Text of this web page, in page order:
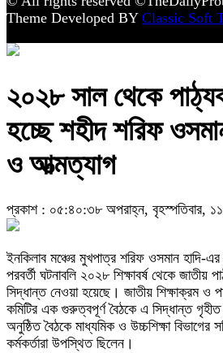
Theme Developed BY Classic Soft
২০২৮ সাল থেকে
হচ্ছে শহীদ শরিফ
ও আত্মত্যাগ
প্রকাশ : ০৫:৪০:৩৮ অপরাহ্ন, বৃহস্পতিবার,
ইনকিলাব মঞ্চের মুখপাত্র শরিফ ওসমান হাদি-এর
পরবর্তী ঘটনাবলি ২০২৮ শিক্ষাবর্ষ থেকে
সিদ্ধান্ত নেওয়া হয়েছে। জাতীয় শিক্ষাক্রম ও
কমিটির এক গুরুত্বপূর্ণ বৈঠকে এ সিদ্ধান্ত গৃহীত
অনুষ্ঠিত বৈঠকে মাধ্যমিক ও উচ্চশিক্ষা বিভাগের
কর্মকর্তারা উপস্থিত ছিলেন।